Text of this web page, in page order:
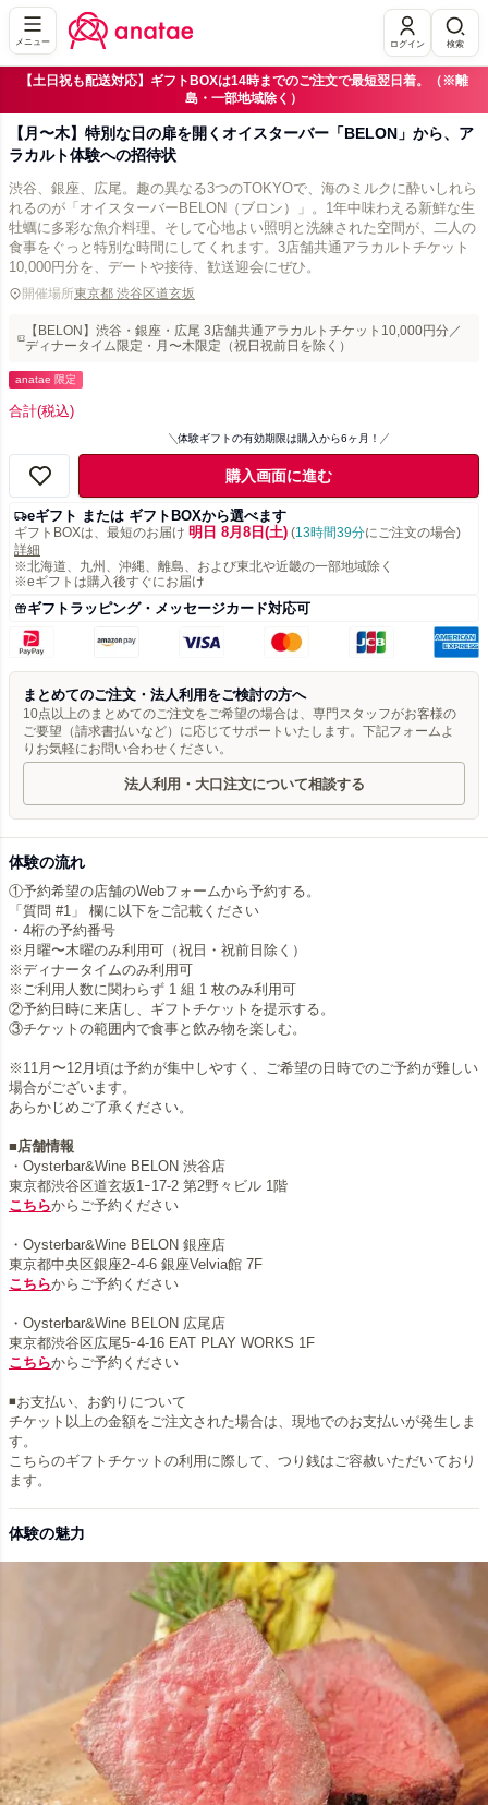
メニュー ログイン 検索
【土日祝も配送対応】ギフトBOXは14時までのご注文で最短翌日着。（※離
島・一部地域除く）
【月〜木】特別な日の扉を開くオイスターバー「BELON」から、ア
ラカルト体験への招待状
渋谷、銀座、広尾。趣の異なる3つのTOKYOで、海のミルクに酔いしれら
れるのが「オイスターバーBELON（ブロン）」。1年中味わえる新鮮な生
牡蠣に多彩な魚介料理、そして心地よい照明と洗練された空間が、二人の
食事をぐっと特別な時間にしてくれます。3店舗共通アラカルトチケット
10,000円分を、デートや接待、歓送迎会にぜひ。
開催場所東京都 渋谷区道玄坂
【BELON】渋谷・銀座・広尾 3店舗共通アラカルトチケット10,000円分／
ディナータイム限定・月〜木限定（祝日祝前日を除く）
anatae 限定
合計(税込)
体験ギフトの有効期限は購入から6ヶ月！
購入画面に進む
eギフト または ギフトBOXから選べます
ギフトBOXは、最短のお届け 明日 8月8日(土) (13時間39分にご注文の場合)
詳細
※北海道、九州、沖縄、離島、および東北や近畿の一部地域除く
※eギフトは購入後すぐにお届け
ギフトラッピング・メッセージカード対応可
まとめてのご注文・法人利用をご検討の方へ
10点以上のまとめてのご注文をご希望の場合は、専門スタッフがお客様の
ご要望（請求書払いなど）に応じてサポートいたします。下記フォームよ
りお気軽にお問い合わせください。
法人利用・大口注文について相談する
体験の流れ
①予約希望の店舗のWebフォームから予約する。
「質問 #1」 欄に以下をご記載ください
・4桁の予約番号
※月曜〜木曜のみ利用可（祝日・祝前日除く）
※ディナータイムのみ利用可
※ご利用人数に関わらず 1 組 1 枚のみ利用可
②予約日時に来店し、ギフトチケットを提示する。
③チケットの範囲内で食事と飲み物を楽しむ。
※11月〜12月頃は予約が集中しやすく、ご希望の日時でのご予約が難しい
場合がございます。
あらかじめご了承ください。
■店舗情報
・Oysterbar&Wine BELON 渋谷店
こちらからご予約ください
・Oysterbar&Wine BELON 銀座店
こちらからご予約ください
・Oysterbar&Wine BELON 広尾店
こちらからご予約ください
◾️お支払い、お釣りについて
チケット以上の金額をご注文された場合は、現地でのお支払いが発生しま
す。
こちらのギフトチケットの利用に際して、つり銭はご容赦いただいており
ます。
体験の魅力